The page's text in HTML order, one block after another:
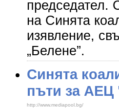
председател.
на Синята
изявление,
„Белене”.
Синята
пъти за АЕЦ
http://www.mediapool.bg/